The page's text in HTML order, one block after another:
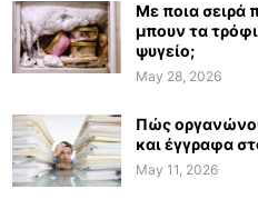
Με ποια σειρά
μπουν τα
ψυγείο;
May 28, 2026
Πώς
και έγγραφα
May 11, 2026